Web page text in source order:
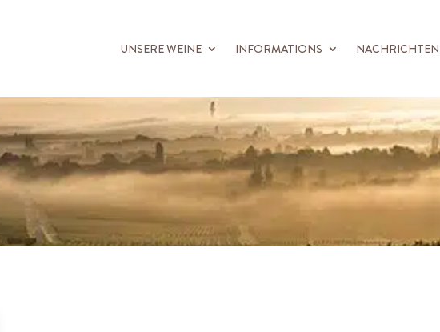
UNSERE WEINE INFORMATIONS NACHRICHTEN